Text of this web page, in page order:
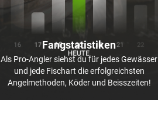
Fangstatistiken
Als Pro-Angler siehst du für jedes Gewässer
und jede Fischart die erfolgreichsten
Angelmethoden, Köder und Beisszeiten!